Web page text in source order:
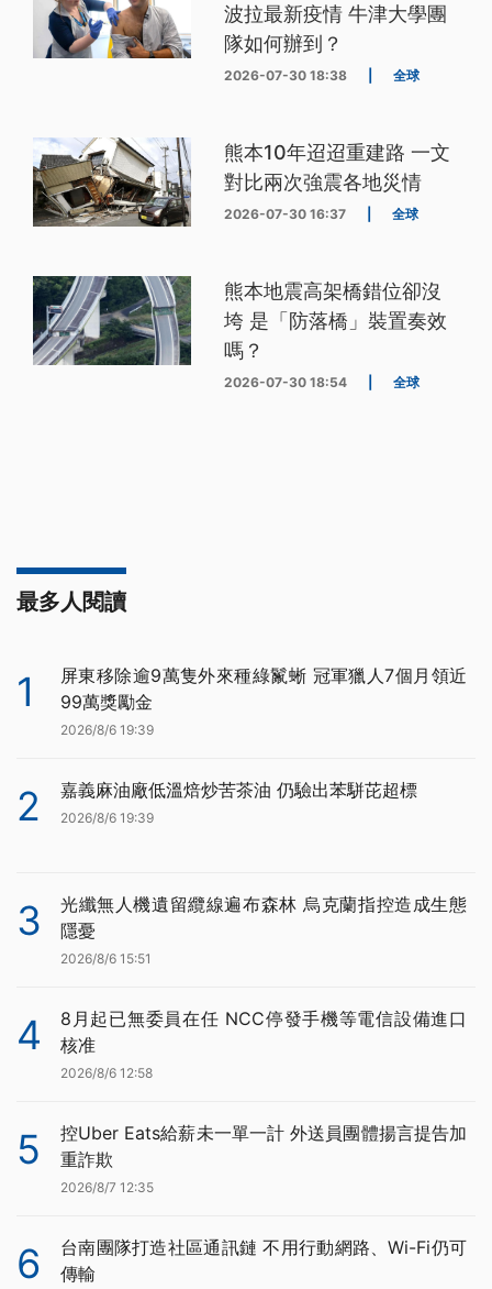
波拉最新疫情 牛津大學團
隊如何辦到？
2026-07-30 18:38 全球
熊本10年迢迢重建路 一文
對比兩次強震各地災情
2026-07-30 16:37 全球
熊本地震高架橋錯位卻沒
垮 是「防落橋」裝置奏效
嗎？
2026-07-30 18:54 全球
最多人閱讀
1
屏東移除逾9萬隻外來種綠鬣蜥 冠軍獵人7個月領近
99萬獎勵金
2026/8/6 19:39
2 嘉義麻油廠低溫焙炒苦茶油 仍驗出苯駢芘超標
2026/8/6 19:39
3
光纖無人機遺留纜線遍布森林 烏克蘭指控造成生態
隱憂
2026/8/6 15:51
4
8月起已無委員在任 NCC停發手機等電信設備進口
核准
2026/8/6 12:58
5
控Uber Eats給薪未一單一計 外送員團體揚言提告加
重詐欺
2026/8/7 12:35
6
台南團隊打造社區通訊鏈 不用行動網路、Wi-Fi仍可
傳輸